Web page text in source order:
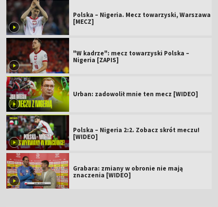
Polska – Nigeria. Mecz towarzyski, Warszawa
[MECZ]
"W kadrze": mecz towarzyski Polska –
Nigeria [ZAPIS]
Urban: zadowolił mnie ten mecz [WIDEO]
Polska – Nigeria 2:2. Zobacz skrót meczu!
[WIDEO]
Grabara: zmiany w obronie nie mają
znaczenia [WIDEO]